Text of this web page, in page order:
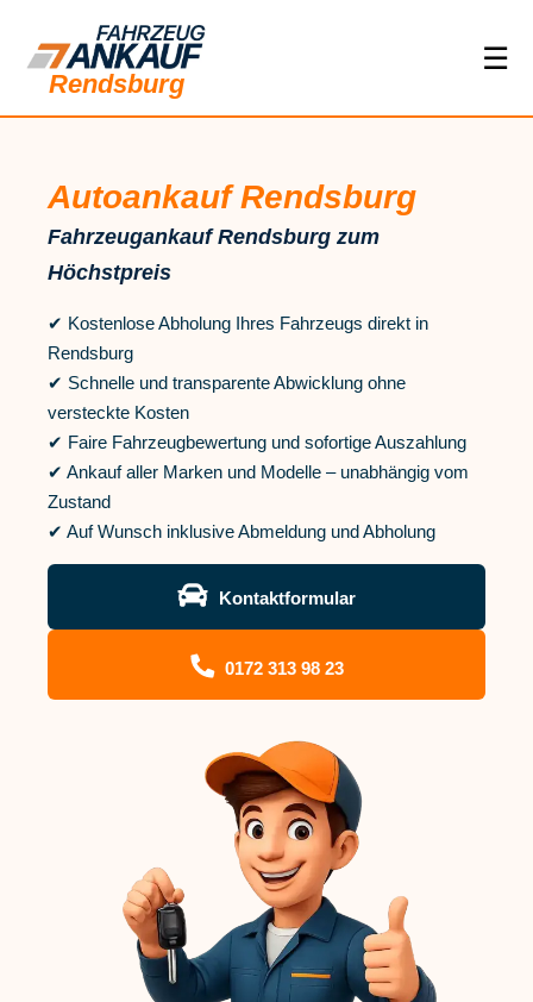
Rendsburg
☰
Autoankauf Rendsburg
Fahrzeugankauf Rendsburg zum
Höchstpreis
✔ Kostenlose Abholung Ihres Fahrzeugs direkt in
Rendsburg
✔ Schnelle und transparente Abwicklung ohne
versteckte Kosten
✔ Faire Fahrzeugbewertung und sofortige Auszahlung
✔ Ankauf aller Marken und Modelle – unabhängig vom
Zustand
✔ Auf Wunsch inklusive Abmeldung und Abholung
Kontaktformular
0172 313 98 23